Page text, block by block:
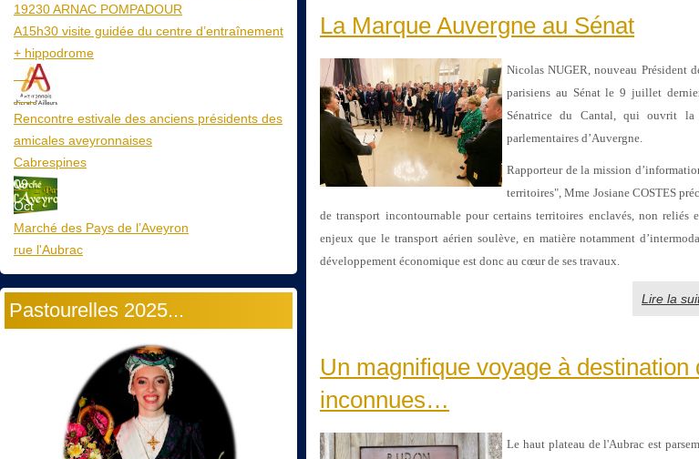
19230 ARNAC POMPADOUR
A15h30 visite guidée du centre d’entraînement
+ hippodrome
25
Aoû
Rencontre estivale des anciens présidents des
amicales aveyronnaises
Cabrespines
09
Oct
Marché des Pays de l’Aveyron
rue l'Aubrac
Pastourelles 2025...
La Marque Auvergne au Sénat
Nicolas NUGER, nouveau Président
parisiens au Sénat le 9 juillet
Sénatrice du Cantal, qui ouvrit
parlementaires d’Auvergne.
Rapporteur de la mission
territoires", Mme Josiane COSTES
de transport incontournable pour certains territoires enclavés, non
enjeux que le transport aérien soulève, en matière notamment
développement économique est donc au cœur de ses travaux.
Lire la
Un magnifique voyage à destination
inconnues…
Le haut plateau de l'Aubrac est